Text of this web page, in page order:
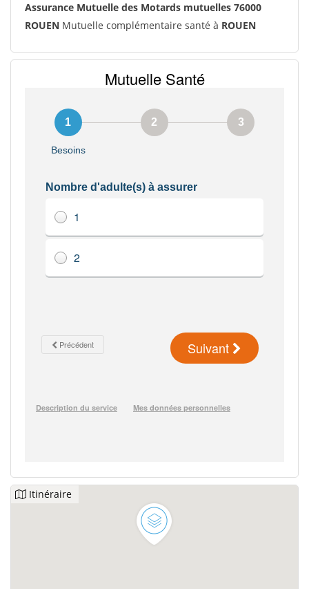
Assurance Mutuelle des Motards mutuelles 76000
ROUEN Mutuelle complémentaire santé à ROUEN
Itinéraire